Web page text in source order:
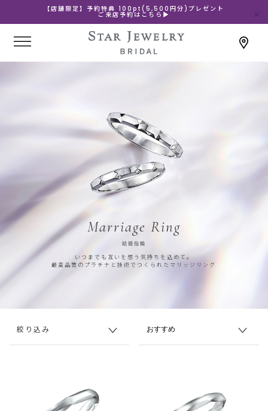
【店舗限定】予約特典 100pt(5,500円分)プレゼント
ご来店予約はこちら▶
Marriage Ring
結婚指輪
いつまでも互いを想う気持ちを込めて。
最高品質のプラチナと技術でつくられたマリッジリング
絞り込み